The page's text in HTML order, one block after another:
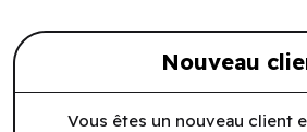
Nouveau
Vous êtes un nouveau client